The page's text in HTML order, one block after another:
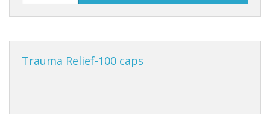
Trauma Relief-100 caps